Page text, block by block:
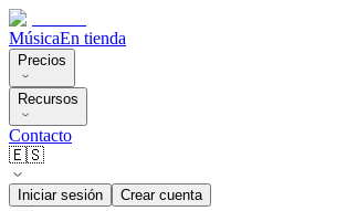
MúsicaEn tienda
Precios
Recursos
Contacto
🇪🇸
Iniciar sesión Crear cuenta